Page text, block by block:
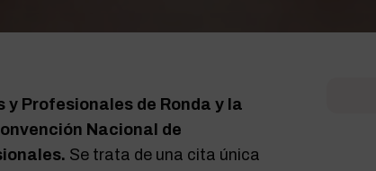
Profesionales de Ronda y la
Nacional de
Se trata de una cita única